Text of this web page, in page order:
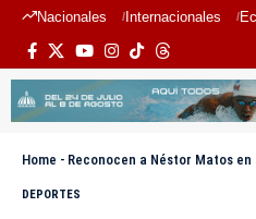
Nacionales Internacionales
Home - Reconocen a Néstor Matos en el primer
DEPORTES